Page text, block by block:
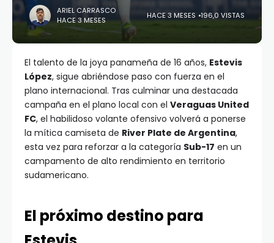
ARIEL CARRASCO
HACE 3 MESES
HACE 3 MESES 196,0 VISTAS
El talento de la joya panameña de 16 años, Estevis
López, sigue abriéndose paso con fuerza en el
plano internacional. Tras culminar una destacada
campaña en el plano local con el Veraguas United
FC, el habilidoso volante ofensivo volverá a ponerse
la mítica camiseta de River Plate de Argentina,
esta vez para reforzar a la categoría Sub-17 en un
campamento de alto rendimiento en territorio
sudamericano.
El próximo destino para